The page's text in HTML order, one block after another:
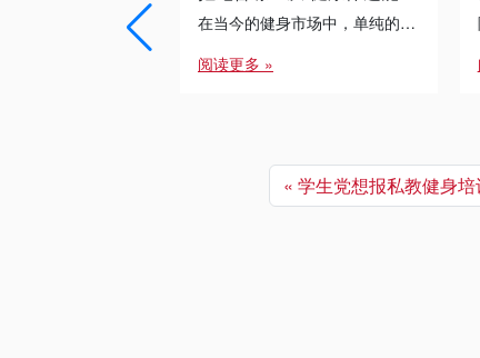
在当今的健身市场中，单纯的“带练”已经无法满足客户的需求。无论是减脂瓶颈期的突破，还是针对久坐人群的体态矫正， […]
阅读更多 »
学生党想报私教健身